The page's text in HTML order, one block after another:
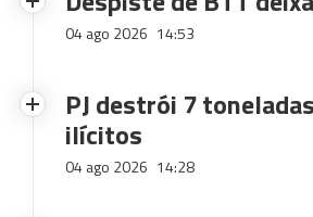
04 ago 2026 14:53
PJ destrói 7
ilícitos
04 ago 2026 14:28